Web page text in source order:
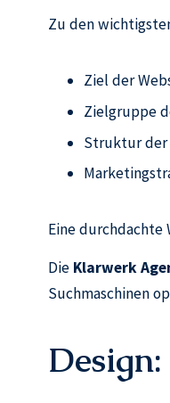
Zu den
Ziel der
Zielgruppe
Struktur
Eine durchdachte
Die Klarwerk
Suchmaschinen